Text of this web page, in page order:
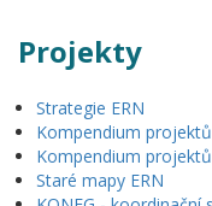
Projekty
Strategie ERN
Kompendium
Kompendium
Staré mapy ERN